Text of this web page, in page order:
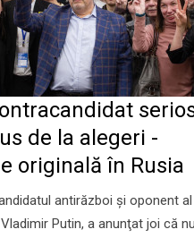
de la alegeri -
originală în Rusia
antirăzboi şi oponent al
Putin, a anunţat joi că